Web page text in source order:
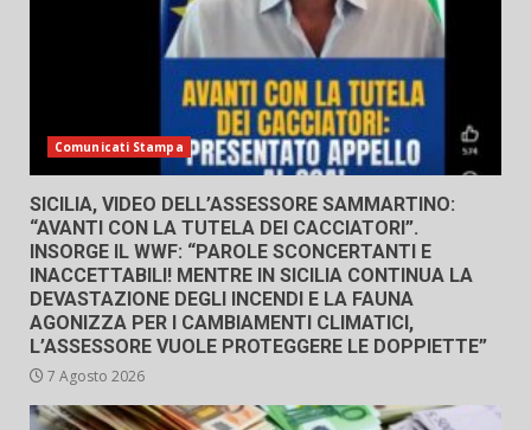
Comunicati Stampa
SICILIA, VIDEO DELL’ASSESSORE SAMMARTINO:
“AVANTI CON LA TUTELA DEI CACCIATORI”.
INSORGE IL WWF: “PAROLE SCONCERTANTI E
INACCETTABILI! MENTRE IN SICILIA CONTINUA LA
DEVASTAZIONE DEGLI INCENDI E LA FAUNA
AGONIZZA PER I CAMBIAMENTI CLIMATICI,
L’ASSESSORE VUOLE PROTEGGERE LE DOPPIETTE”
7 Agosto 2026